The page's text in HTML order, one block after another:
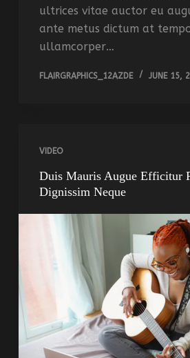
ultrices vitae auctor eu
ante metus dictum at
ullamcorper…
FLAIRGRAPHICS_12AZDE JUNE 15,
VIDEO
Duis Mauris Augue Efficitur
Dignissim Neque